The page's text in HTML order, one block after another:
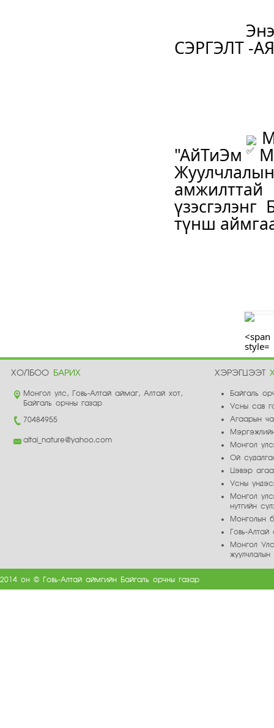
СЭРГЭЛТ -
"АйТиЭм
түнш
ХОЛБОО БАРИХ
Монгол улс, Говь-Алтай аймаг, Алтай хот,
Байгаль орчны газар
70484955
altai_nature@yahoo.com
ХЭРЭГЦЭЭТ
Байгаль
Усны сав
Агаарын
Монгол
Ой
Цэвэр
Усны
Монгол
нутгийн
Монголын
Говь-
Монгол
2014 он © Говь-Алтай аймгийн Байгаль орчны газар